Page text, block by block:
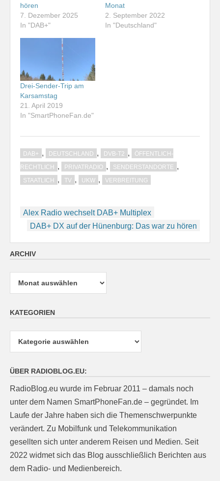
hören
7. Dezember 2025
In "DAB+"
Monat
2. September 2022
In "Deutschland"
Drei-Sender-Trip am
Karsamstag
21. April 2019
In "SmartPhoneFan.de"
DAB+ , DEUTSCHLAND , DVB-T2 ,
ÖFFENTLICH-
RECHTLICH
, PRIVATRADIO , SENDERSTANDORTE ,
STAATLICH , TV , UKW , VERBREITUNG
Beitragsnavigation
Alex Radio wechselt DAB+ Multiplex
DAB+ DX auf der Hünenburg: Das war zu hören
ARCHIV
Archiv
KATEGORIEN
ÜBER RADIOBLOG.EU:
RadioBlog.eu wurde im Februar 2011 – damals noch
unter dem Namen SmartPhoneFan.de – gegründet. Im
Laufe der Jahre haben sich die Themenschwerpunkte
verändert. Zu Mobilfunk und Telekommunikation
gesellten sich unter anderem Reisen und Medien. Seit
2022 widmet sich das Blog ausschließlich Berichten aus
dem Radio- und Medienbereich.